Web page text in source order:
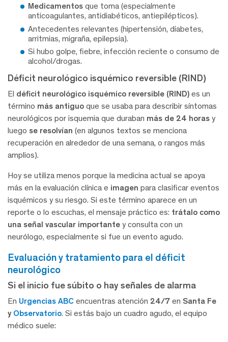
Medicamentos que toma (especialmente
anticoagulantes, antidiabéticos, antiepilépticos).
Antecedentes relevantes (hipertensión, diabetes,
arritmias, migraña, epilepsia).
Si hubo golpe, fiebre, infección reciente o consumo de
alcohol/drogas.
Déficit neurológico isquémico reversible (RIND)
El déficit neurológico isquémico reversible (RIND) es un
término más antiguo que se usaba para describir síntomas
neurológicos por isquemia que duraban más de 24 horas y
luego se resolvían (en algunos textos se menciona
recuperación en alrededor de una semana, o rangos más
amplios).
Hoy se utiliza menos porque la medicina actual se apoya
más en la evaluación clínica e imagen para clasificar eventos
isquémicos y su riesgo. Si este término aparece en un
reporte o lo escuchas, el mensaje práctico es: trátalo como
una señal vascular importante y consulta con un
neurólogo, especialmente si fue un evento agudo.
evaluación y tratamiento para el déficit
neurológico
Si el inicio fue súbito o hay señales de alarma
En Urgencias ABC encuentras atención 24/7 en Santa Fe
y Observatorio. Si estás bajo un cuadro agudo, el equipo
médico suele: